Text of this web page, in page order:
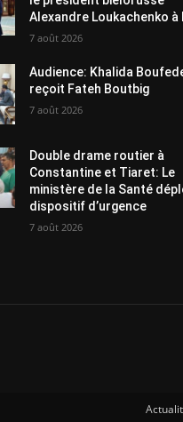
Alexandre Loukachenko à
7 août 2026
Audience: Khalida
reçoit Fateh Boutbig
7 août 2026
Double drame routier à
Constantine et Tiaret: Le
ministère de la Santé
dispositif d’urgence
7 août 2026